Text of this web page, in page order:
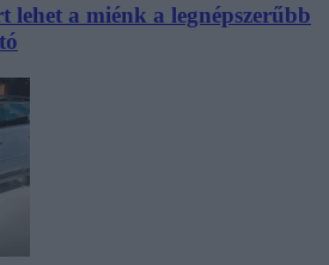
lehet a miénk a legnépszerűbb